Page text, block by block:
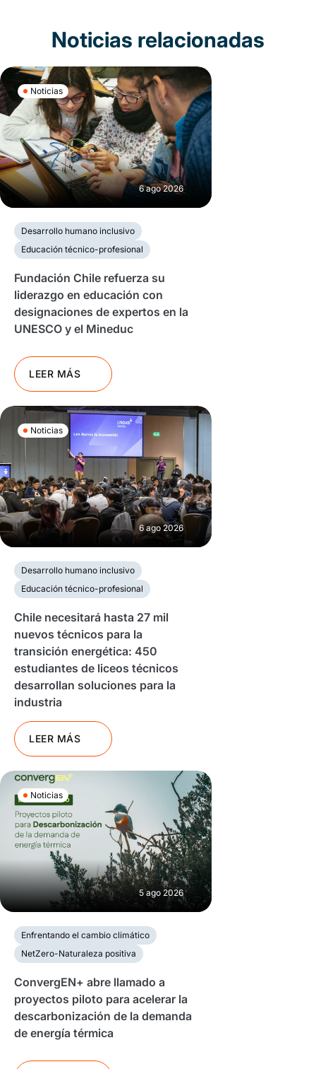
Noticias relacionadas
Noticias
6 ago 2026
Desarrollo humano inclusivo
Educación técnico-profesional
Fundación Chile refuerza su
liderazgo en educación con
designaciones de expertos en la
UNESCO y el Mineduc
LEER MÁS
Noticias
6 ago 2026
Desarrollo humano inclusivo
Educación técnico-profesional
Chile necesitará hasta 27 mil
nuevos técnicos para la
transición energética: 450
estudiantes de liceos técnicos
desarrollan soluciones para la
industria
LEER MÁS
Noticias
5 ago 2026
Enfrentando el cambio climático
NetZero-Naturaleza positiva
ConvergEN+ abre llamado a
proyectos piloto para acelerar la
descarbonización de la demanda
de energía térmica